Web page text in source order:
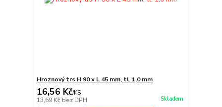
Hroznový trs H 90 x L 45 mm, tl. 1,0 mm
16,56 Kč/KS
13,69 Kč bez DPH Skladem